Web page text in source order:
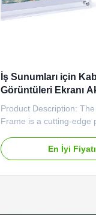
İş Sunumları için
Görüntüleri Ekranı
Malzemesi
Biçimleri JPEG
Product Description:
Frame is a cutting-edge
our digital memories.
popular file formats
En İyi